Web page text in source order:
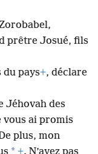
prêtre Josué, fils
du pays+, déclare
Jéhovah des
vous ai promis
plus, mon